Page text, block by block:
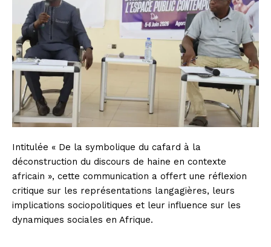
Intitulée « De la symbolique du cafard à la
déconstruction du discours de haine en contexte
africain », cette communication a offert une réflexion
critique sur les représentations langagières, leurs
implications sociopolitiques et leur influence sur les
dynamiques sociales en Afrique.